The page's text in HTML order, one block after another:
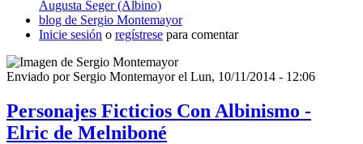
Augusta Seger (Albino)
blog de Sergio Montemayor
Inicie sesión o regístrese para comentar
Enviado por Sergio Montemayorel Lun, 10/11/2014 - 12:06
Personajes Ficticios Con Albinismo -
Elric de Melniboné